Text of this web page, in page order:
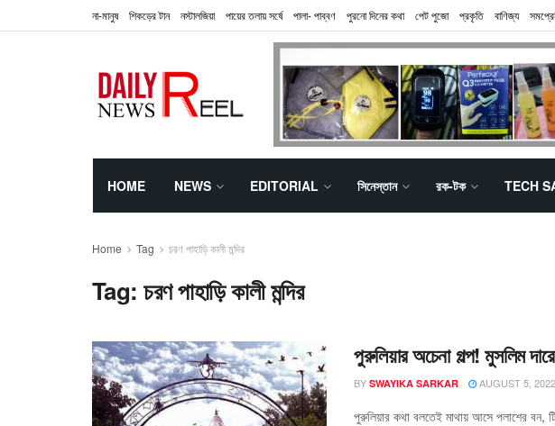
না-মানুষ শিকড়ের টান নস্টালজিয়া পায়ের তলায় সর্ষে পালা- পাব্বণ পুরনো দিনের কথা পেট পুজো প্রকৃতি বাণিজ্য
HOME NEWS EDITORIAL সিনেস্তান রক-টক TECH
Home Tag চরণ পাহাড়ি কালী মন্দির
Tag:চরণ পাহাড়ি কালী মন্দির
পুরুলিয়ার অচেনা গল্প! মুসলিম
BY SWAYIKA SARKAR AUGUST 5, 2022
পুরুলিয়ার কথা বলতেই মাথায় আসে পলাশের